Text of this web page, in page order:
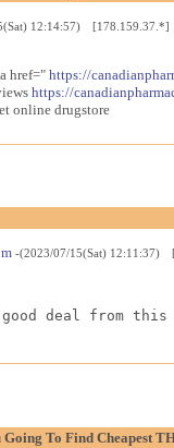
12:14:57) [178.159.37.*]
href=" https://
https://
online drugstore
-(2023/07/15(Sat) 12:11:37)
deal from this
Going To Find Cheapest